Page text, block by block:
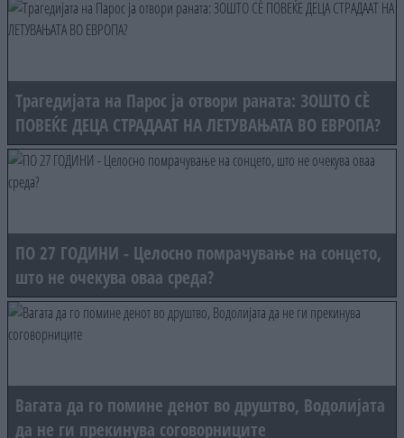
Трагедијата на Парос ја отвори раната: ЗОШТО СÈ
ПОВЕЌЕ ДЕЦА СТРАДААТ НА ЛЕТУВАЊАТА ВО ЕВРОПА?
ПО 27 ГОДИНИ - Целосно помрачување на сонцето,
што не очекува оваа среда?
Вагата да го помине денот во друштво, Водолијата
да не ги прекинува соговорниците